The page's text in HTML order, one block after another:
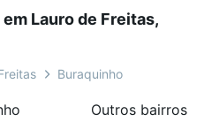
compromisso e você
mil corretores e
compra, venda ou troca
Lauro de Freitas,
Buraquinho